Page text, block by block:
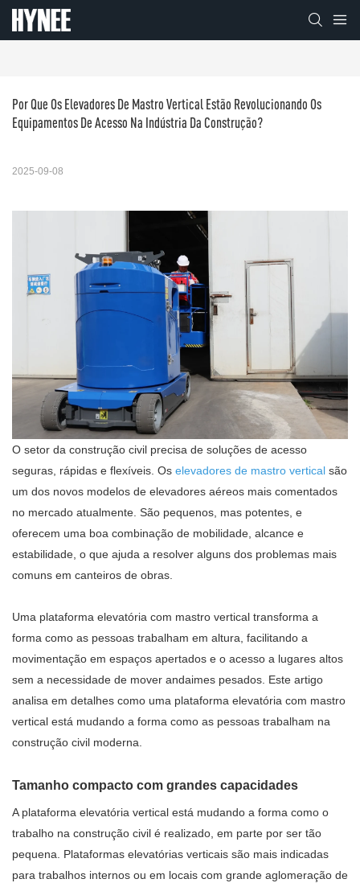
Por Que Os Elevadores De Mastro Vertical Estão Revolucionando Os
Equipamentos De Acesso Na Indústria Da Construção?
2025-09-08
O setor da construção civil precisa de soluções de acesso
seguras, rápidas e flexíveis. Os elevadores de mastro vertical são
um dos novos modelos de elevadores aéreos mais comentados
no mercado atualmente. São pequenos, mas potentes, e
oferecem uma boa combinação de mobilidade, alcance e
estabilidade, o que ajuda a resolver alguns dos problemas mais
comuns em canteiros de obras.
Uma plataforma elevatória com mastro vertical transforma a
forma como as pessoas trabalham em altura, facilitando a
movimentação em espaços apertados e o acesso a lugares altos
sem a necessidade de mover andaimes pesados. Este artigo
analisa em detalhes como uma plataforma elevatória com mastro
vertical está mudando a forma como as pessoas trabalham na
construção civil moderna.
Tamanho compacto com grandes capacidades
A plataforma elevatória vertical está mudando a forma como o
trabalho na construção civil é realizado, em parte por ser tão
pequena. Plataformas elevatórias verticais são mais indicadas
para trabalhos internos ou em locais com grande aglomeração de